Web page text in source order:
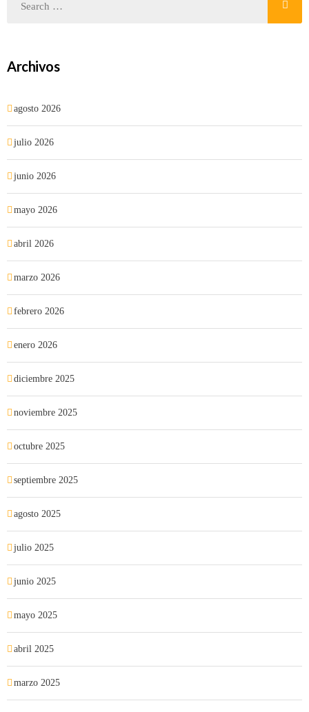
Archivos
agosto 2026
julio 2026
junio 2026
mayo 2026
abril 2026
marzo 2026
febrero 2026
enero 2026
diciembre 2025
noviembre 2025
octubre 2025
septiembre 2025
agosto 2025
julio 2025
junio 2025
mayo 2025
abril 2025
marzo 2025